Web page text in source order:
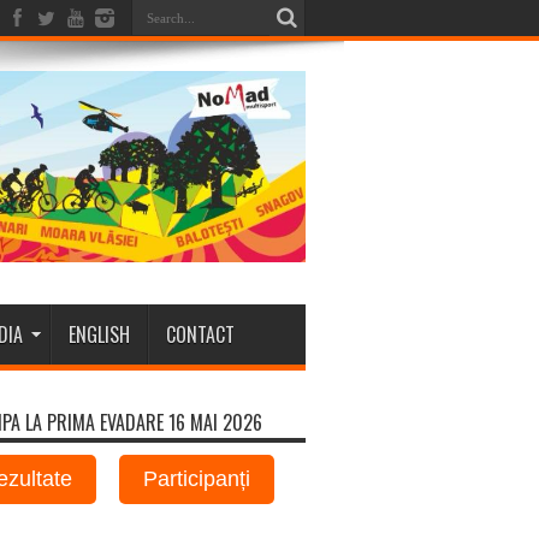
ENGLISH CONTACT
LA PRIMA EVADARE 16 MAI 2026
Participanți